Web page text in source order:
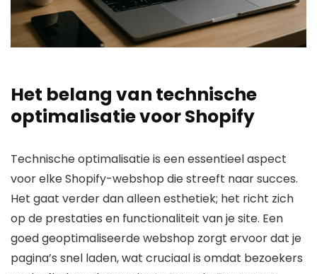
Het belang van technische
optimalisatie voor Shopify
Technische optimalisatie is een essentieel aspect
voor elke Shopify-webshop die streeft naar succes.
Het gaat verder dan alleen esthetiek; het richt zich
op de prestaties en functionaliteit van je site. Een
goed geoptimaliseerde webshop zorgt ervoor dat je
pagina’s snel laden, wat cruciaal is omdat bezoekers